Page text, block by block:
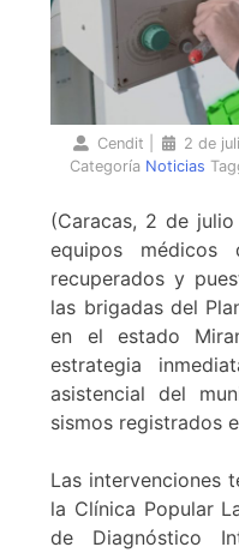
Cendit
2 de
Categoría Noticias
(Caracas, 2 de
equipos
recuperados y
las brigadas del
en el estado
estrategia
asistencial del
sismos registrados
Las intervenciones
la Clínica Popular
de Diagnóstico